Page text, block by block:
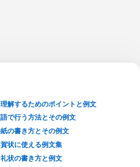
解するためのポイントと例文
で行う方法とその例文
の書き方とその例文
状に使える例文集
状の書き方と例文